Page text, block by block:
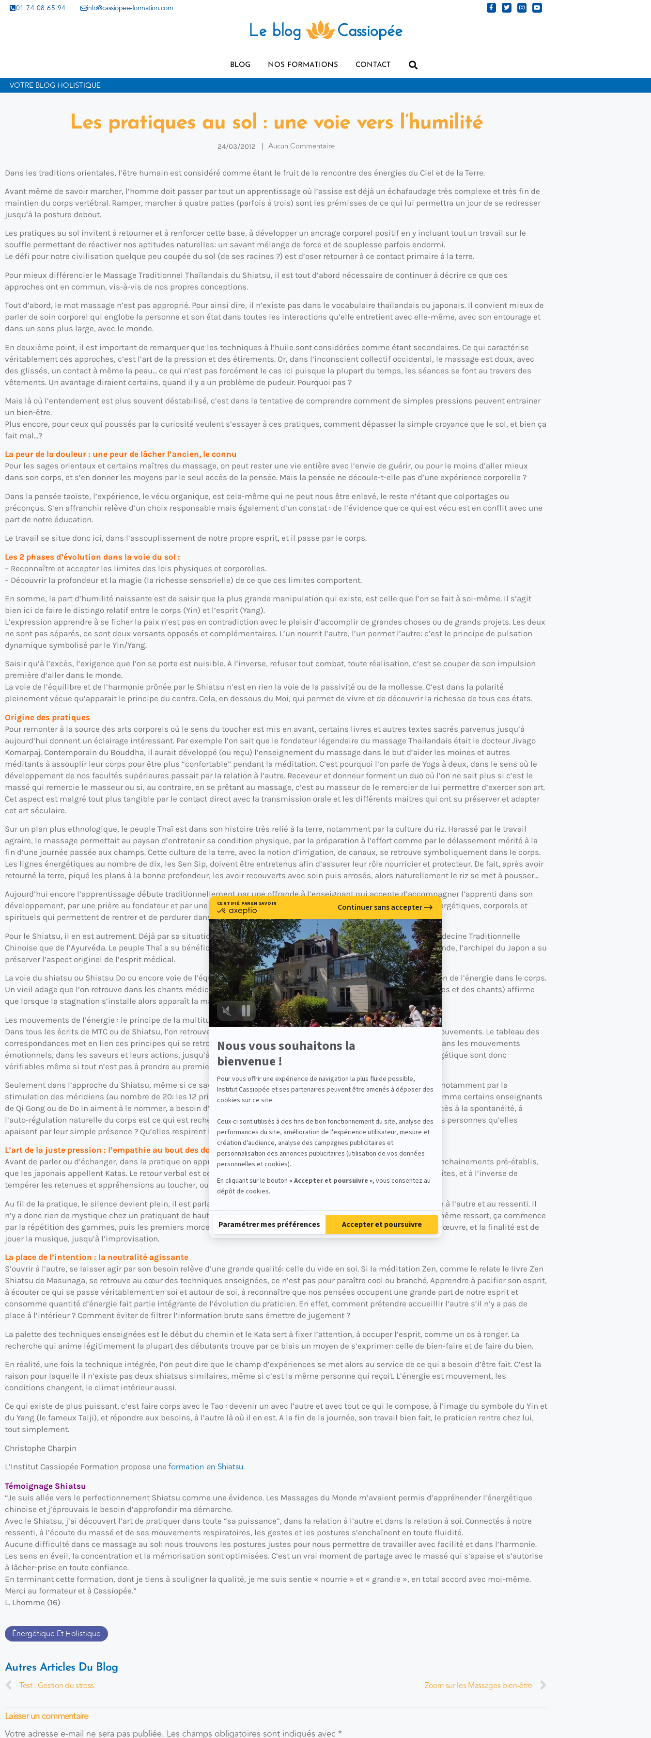
01 74 08 65 94 info@cassiopee-formation.com
BLOG NOS FORMATIONS CONTACT
VOTRE BLOG HOLISTIQUE
Les pratiques au sol : une voie vers l’humilité
24/03/2012 Aucun Commentaire
Dans les traditions orientales, l’être humain est considéré comme étant le fruit de la rencontre des énergies du Ciel et de la Terre.
Avant même de savoir marcher, l’homme doit passer par tout un apprentissage où l’assise est déjà un échafaudage très complexe et très fin de
maintien du corps vertébral. Ramper, marcher à quatre pattes (parfois à trois) sont les prémisses de ce qui lui permettra un jour de se redresser
jusqu’à la posture debout.
Les pratiques au sol invitent à retourner et à renforcer cette base, à développer un ancrage corporel positif en y incluant tout un travail sur le
souffle permettant de réactiver nos aptitudes naturelles: un savant mélange de force et de souplesse parfois endormi.
Le défi pour notre civilisation quelque peu coupée du sol (de ses racines ?) est d’oser retourner à ce contact primaire à la terre.
Pour mieux différencier le Massage Traditionnel Thaïlandais du Shiatsu, il est tout d’abord nécessaire de continuer à décrire ce que ces
approches ont en commun, vis-à-vis de nos propres conceptions.
Tout d’abord, le mot massage n’est pas approprié. Pour ainsi dire, il n’existe pas dans le vocabulaire thaïlandais ou japonais. Il convient mieux de
parler de soin corporel qui englobe la personne et son état dans toutes les interactions qu’elle entretient avec elle-même, avec son entourage et
dans un sens plus large, avec le monde.
En deuxième point, il est important de remarquer que les techniques à l’huile sont considérées comme étant secondaires. Ce qui caractérise
véritablement ces approches, c’est l’art de la pression et des étirements. Or, dans l’inconscient collectif occidental, le massage est doux, avec
des glissés, un contact à même la peau… ce qui n’est pas forcément le cas ici puisque la plupart du temps, les séances se font au travers des
vêtements. Un avantage diraient certains, quand il y a un problème de pudeur. Pourquoi pas ?
Mais là où l’entendement est plus souvent déstabilisé, c’est dans la tentative de comprendre comment de simples pressions peuvent entrainer
un bien-être.
Plus encore, pour ceux qui poussés par la curiosité veulent s’essayer à ces pratiques, comment dépasser la simple croyance que le sol, et bien ça
fait mal…?
La peur de la douleur : une peur de lâcher l’ancien, le connu
Pour les sages orientaux et certains maîtres du massage, on peut rester une vie entière avec l’envie de guérir, ou pour le moins d’aller mieux
dans son corps, et s’en donner les moyens par le seul accès de la pensée. Mais la pensée ne découle-t-elle pas d’une expérience corporelle ?
Dans la pensée taoïste, l’expérience, le vécu organique, est cela-même qui ne peut nous être enlevé, le reste n’étant que colportages ou
préconçus. S’en affranchir relève d’un choix responsable mais également d’un constat : de l’évidence que ce qui est vécu est en conflit avec une
part de notre éducation.
Le travail se situe donc ici, dans l’assouplissement de notre propre esprit, et il passe par le corps.
Les 2 phases d’évolution dans la voie du sol :
– Reconnaître et accepter les limites des lois physiques et corporelles.
– Découvrir la profondeur et la magie (la richesse sensorielle) de ce que ces limites comportent.
En somme, la part d’humilité naissante est de saisir que la plus grande manipulation qui existe, est celle que l’on se fait à soi-même. Il s’agit
bien ici de faire le distingo relatif entre le corps (Yin) et l’esprit (Yang).
L’expression apprendre à se ficher la paix n’est pas en contradiction avec le plaisir d’accomplir de grandes choses ou de grands projets. Les deux
ne sont pas séparés, ce sont deux versants opposés et complémentaires. L’un nourrit l’autre, l’un permet l’autre: c’est le principe de pulsation
dynamique symbolisé par le Yin/Yang.
Saisir qu’à l’excès, l’exigence que l’on se porte est nuisible. A l’inverse, refuser tout combat, toute réalisation, c’est se couper de son impulsion
première d’aller dans le monde.
La voie de l’équilibre et de l’harmonie prônée par le Shiatsu n’est en rien la voie de la passivité ou de la mollesse. C’est dans la polarité
pleinement vécue qu’apparait le principe du centre. Cela, en dessous du Moi, qui permet de vivre et de découvrir la richesse de tous ces états.
Origine des pratiques
Pour remonter à la source des arts corporels où le sens du toucher est mis en avant, certains livres et autres textes sacrés parvenus jusqu’à
aujourd’hui donnent un éclairage intéressant. Par exemple l’on sait que le fondateur légendaire du massage Thailandais était le docteur Jivago
Komarpaj. Contemporain du Bouddha, il aurait développé (ou reçu) l’enseignement du massage dans le but d’aider les moines et autres
méditants à assouplir leur corps pour être plus “confortable” pendant la méditation. C’est pourquoi l’on parle de Yoga à deux, dans le sens où le
développement de nos facultés supérieures passait par la relation à l’autre. Receveur et donneur forment un duo où l’on ne sait plus si c’est le
massé qui remercie le masseur ou si, au contraire, en se prêtant au massage, c’est au masseur de le remercier de lui permettre d’exercer son art.
Cet aspect est malgré tout plus tangible par le contact direct avec la transmission orale et les différents maitres qui ont su préserver et adapter
cet art séculaire.
Sur un plan plus ethnologique, le peuple Thaï est dans son histoire très relié à la terre, notamment par la culture du riz. Harassé par le travail
agraire, le massage permettait au paysan d’entretenir sa condition physique, par la préparation à l’effort comme par le délassement mérité à la
fin d’une journée passée aux champs. Cette culture de la terre, avec la notion d’irrigation, de canaux, se retrouve symboliquement dans le corps.
Les lignes énergétiques au nombre de dix, les Sen Sip, doivent être entretenus afin d’assurer leur rôle nourricier et protecteur. De fait, après avoir
retourné la terre, piqué les plans à la bonne profondeur, les avoir recouverts avec soin puis arrosés, alors naturellement le riz se met à pousser…
Aujourd’hui encore l’apprentissage débute traditionnellement par une offrande à l’enseignant qui accepte d’accompagner l’apprenti dans son
développement, par une prière au fondateur et par une préparation minimale afin de se donner tous les éléments: énergétiques, corporels et
spirituels qui permettent de rentrer et de perdurer dans la pratique du Nuad Boran (ancien nom du massage thaï).
Pour le Shiatsu, il en est autrement. Déjà par sa situation géographique le Japon s’est nettement plus inspiré de la Médecine Traditionnelle
Chinoise que de l’Ayurvéda. Le peuple Thaï a su bénéficier des deux courants. En se fermant un temps au reste du monde, l’archipel du Japon a su
préserver l’aspect originel de l’esprit médical.
La voie du shiatsu ou Shiatsu Do ou encore voie de l’équilibre et de l’harmonie cherche à maintenir la bonne circulation de l’énergie dans le corps.
Un vieil adage que l’on retrouve dans les chants médicaux (la médecine ancienne s’apprenait via des récits, des contes et des chants) affirme
que lorsque la stagnation s’installe alors apparaît la maladie.
Les mouvements de l’énergie : le principe de la multitude sous le règne des 5 éléments
Dans tous les écrits de MTC ou de Shiatsu, l’on retrouve en préambule théorique cette approche des 5 éléments ou mouvements. Le tableau des
correspondances met en lien ces principes qui se retrouvent dans le corps au niveau des fonctions physiologiques, dans les mouvements
émotionnels, dans les saveurs et leurs actions, jusqu’à les lier aux saisons et même aux directions. Les lois de l’énergétique sont donc
vérifiables même si tout n’est pas à prendre au premier degré.
Seulement dans l’approche du Shiatsu, même si ce savoir peut être nommé, il est avant tout proposé de le ressentir, notamment par la
stimulation des méridiens (au nombre de 20: les 12 principaux et les 8 merveilleux). En ce sens le corps d’énergie, comme certains enseignants
de Qi Gong ou de Do In aiment à le nommer, a besoin d’être réveillé, stimulé et enfin laissé libre de s’exprimer. Cet accès à la spontanéité, à
l’auto-régulation naturelle du corps est ce qui est recherché, et qui attire chez le pratiquant. Ne dit-on pas de certaines personnes qu’elles
apaisent par leur simple présence ? Qu’elles respirent la santé ?
L’art de la juste pression : l’empathie au bout des doigts
Avant de parler ou d’échanger, dans la pratique on apprend à s’exercer, à exécuter les mouvements sous la forme d’enchainements pré-établis,
que les japonais appellent Katas. Le retour verbal est ce qui va permettre d’ancrer l’expérience et de valider nos réussites, et à l’inverse de
tempérer les retenues et appréhensions au toucher, ou à modérer l’excès de zèle.
Au fil de la pratique, le silence devient plein, il est parlant. Ce n’est pas un silence d’absence, mais de pleine présence à l’autre et au ressenti. Il
n’y a donc rien de mystique chez un pratiquant de haut niveau : le toucher juste s’acquiert. Pour la musique c’est du même ressort, ça commence
par la répétition des gammes, puis les premiers morceaux sont abordés, viennent ensuite les classiques, les chefs d’œuvre, et la finalité est de
jouer la musique, jusqu’à l’improvisation.
La place de l’intention : la neutralité agissante
S’ouvrir à l’autre, se laisser agir par son besoin relève d’une grande qualité: celle du vide en soi. Si la méditation Zen, comme le relate le livre Zen
Shiatsu de Masunaga, se retrouve au cœur des techniques enseignées, ce n’est pas pour paraître cool ou branché. Apprendre à pacifier son esprit,
à écouter ce qui se passe véritablement en soi et autour de soi, à reconnaître que nos pensées occupent une grande part de notre esprit et
consomme quantité d’énergie fait partie intégrante de l’évolution du praticien. En effet, comment prétendre accueillir l’autre s’il n’y a pas de
place à l’intérieur ? Comment éviter de filtrer l’information brute sans émettre de jugement ?
La palette des techniques enseignées est le début du chemin et le Kata sert à fixer l’attention, à occuper l’esprit, comme un os à ronger. La
recherche qui anime légitimement la plupart des débutants trouve par ce biais un moyen de s’exprimer: celle de bien-faire et de faire du bien.
En réalité, une fois la technique intégrée, l’on peut dire que le champ d’expériences se met alors au service de ce qui a besoin d’être fait. C’est la
raison pour laquelle il n’existe pas deux shiatsus similaires, même si c’est la même personne qui reçoit. L’énergie est mouvement, les
conditions changent, le climat intérieur aussi.
Ce qui existe de plus puissant, c’est faire corps avec le Tao : devenir un avec l’autre et avec tout ce qui le compose, à l’image du symbole du Yin et
du Yang (le fameux Taiji), et répondre aux besoins, à l’autre là où il en est. A la fin de la journée, son travail bien fait, le praticien rentre chez lui,
tout simplement.
Christophe Charpin
L’Institut Cassiopée Formation propose une formation en Shiatsu.
Témoignage Shiatsu
“Je suis allée vers le perfectionnement Shiatsu comme une évidence. Les Massages du Monde m’avaient permis d’appréhender l’énergétique
chinoise et j’éprouvais le besoin d’approfondir ma démarche.
Avec le Shiatsu, j’ai découvert l’art de pratiquer dans toute “sa puissance”, dans la relation à l’autre et dans la relation à soi. Connectés à notre
ressenti, à l’écoute du massé et de ses mouvements respiratoires, les gestes et les postures s’enchaînent en toute fluidité.
Aucune difficulté dans ce massage au sol: nous trouvons les postures justes pour nous permettre de travailler avec facilité et dans l’harmonie.
Les sens en éveil, la concentration et la mémorisation sont optimisées. C’est un vrai moment de partage avec le massé qui s’apaise et s’autorise
à lâcher-prise en toute confiance.
En terminant cette formation, dont je tiens à souligner la qualité, je me suis sentie « nourrie » et « grandie », en total accord avec moi-même.
Merci au formateur et à Cassiopée.”
L. Lhomme (16)
Énergétique Et Holistique
Autres Articles Du Blog
Test : Gestion du stress
Zoom sur les Massages bien-être
Laisser un commentaire
Votre adresse e-mail ne sera pas publiée. Les champs obligatoires sont indiqués avec *